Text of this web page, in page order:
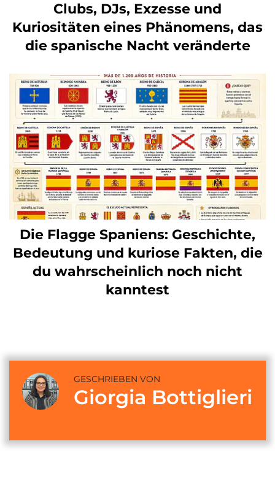
Clubs, DJs, Exzesse und
Kuriositäten eines Phänomens, das
die spanische Nacht veränderte
Die Flagge Spaniens: Geschichte,
Bedeutung und kuriose Fakten, die
du wahrscheinlich noch nicht
kanntest
GESCHRIEBEN VON
Giorgia Bottiglieri